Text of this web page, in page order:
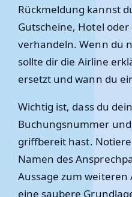
Rückmeldung kannst
Gutscheine, Hotel
verhandeln. Wenn du
sollte dir die Airline
ersetzt und wann du
Wichtig ist, dass du
Buchungsnummer
griffbereit hast.
Namen des
Aussage zum weiteren
eine saubere